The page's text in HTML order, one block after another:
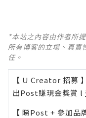
*本站之內容由作者所
所有博客的立場、真實
任。
【 U Creator 招募 】
出Post賺現金獎賞 l
【 睇Post + 參加品